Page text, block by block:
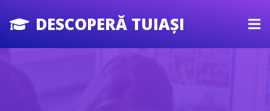
DESCOPERĂ TUIAȘI